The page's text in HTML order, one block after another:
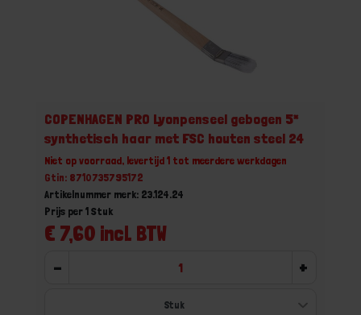
COPENHAGEN PRO Lyonpenseel gebogen 5*
synthetisch haar met FSC houten steel 24
Niet op voorraad, levertijd 1 tot meerdere werkdagen
Gtin: 8710735795172
Artikelnummer merk: 23.124.24
€ 7,60 incl. BTW
Prijs per 1 Stuk
- +